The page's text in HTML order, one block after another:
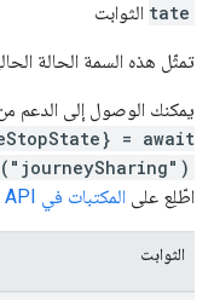
tate الثوابت
تمثّل هذه السمة الحالة
يمكنك الوصول إلى الدعم
= await
اطّلِع على المكتبات في Maps JavaScript API
الثوابت